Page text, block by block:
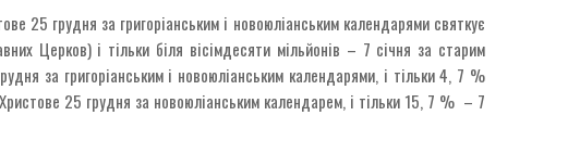
25 грудня за григоріанським і новоюліанським календарями святкує
Церков) і тільки біля вісімдесяти мільйонів – 7 січня за старим
за григоріанським і новоюліанським календарями, і тільки 4, 7 %
25 грудня за новоюліанським календарем, і тільки 15, 7 % – 7